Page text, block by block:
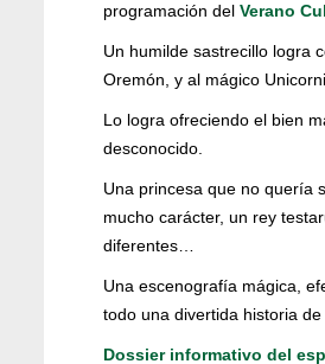
programación del Verano
Un humilde sastrecillo logra
Oremón, y al mágico
Lo logra ofreciendo el bien
desconocido.
Una princesa que no quería
mucho carácter, un rey
diferentes…
Una escenografía mágica,
todo una divertida historia
Dossier informativo del